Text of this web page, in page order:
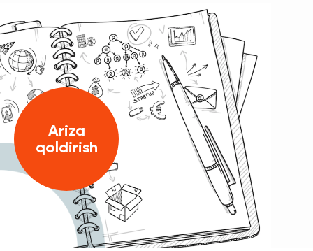
Ariza
qoldirish